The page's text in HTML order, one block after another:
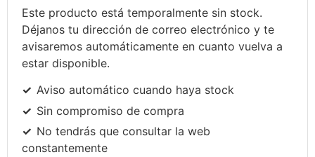
Este producto está temporalmente sin stock.
Déjanos tu dirección de correo electrónico y te
avisaremos automáticamente en cuanto vuelva a
estar disponible.
Aviso automático cuando haya stock
Sin compromiso de compra
No tendrás que consultar la web
constantemente